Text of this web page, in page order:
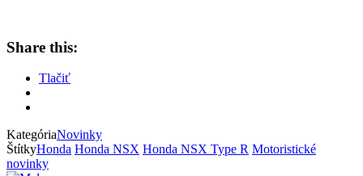
Share this:
Tlačiť
KategóriaNovinky
ŠtítkyHonda Honda NSX Honda NSX Type R Motoristické
novinky